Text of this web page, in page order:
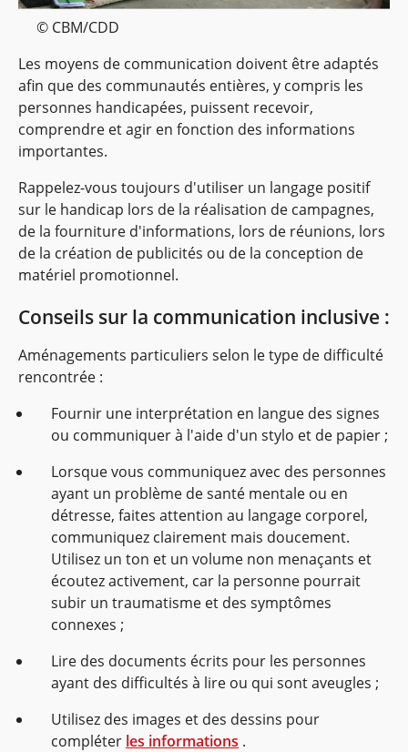
© CBM/CDD
Les moyens de communication doivent être adaptés
afin que des communautés entières, y compris les
personnes handicapées, puissent recevoir,
comprendre et agir en fonction des informations
importantes.
Rappelez-vous toujours d'utiliser un langage positif
sur le handicap lors de la réalisation de campagnes,
de la fourniture d'informations, lors de réunions, lors
de la création de publicités ou de la conception de
matériel promotionnel.
Conseils sur la communication inclusive :
Aménagements particuliers selon le type de difficulté
rencontrée :
Fournir une interprétation en langue des signes
ou communiquer à l'aide d'un stylo et de papier ;
Lorsque vous communiquez avec des personnes
ayant un problème de santé mentale ou en
détresse, faites attention au langage corporel,
communiquez clairement mais doucement.
Utilisez un ton et un volume non menaçants et
écoutez activement, car la personne pourrait
subir un traumatisme et des symptômes
connexes ;
Lire des documents écrits pour les personnes
ayant des difficultés à lire ou qui sont aveugles ;
Utilisez des images et des dessins pour
compléter les informations .